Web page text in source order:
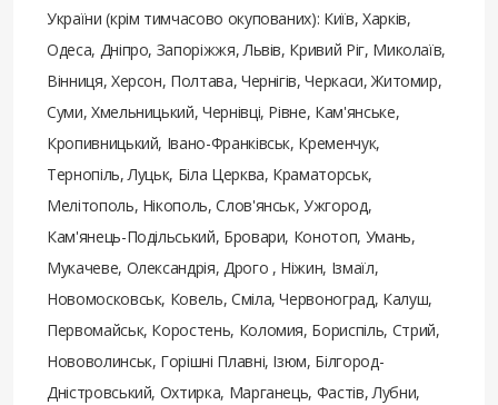
України (крім тимчасово окупованих): Київ, Харків,
Одеса, Дніпро, Запоріжжя, Львів, Кривий Ріг, Миколаїв,
Вінниця, Херсон, Полтава, Чернігів, Черкаси, Житомир,
Суми, Хмельницький, Чернівці, Рівне, Кам'янське,
Кропивницький, Івано-Франківськ, Кременчук,
Тернопіль, Луцьк, Біла Церква, Краматорськ,
Мелітополь, Нікополь, Слов'янськ, Ужгород,
Кам'янець-Подільський, Бровари, Конотоп, Умань,
Мукачеве, Олександрія, Дрого , Ніжин, Ізмаїл,
Новомосковськ, Ковель, Сміла, Червоноград, Калуш,
Первомайськ, Коростень, Коломия, Бориспіль, Стрий,
Нововолинськ, Горішні Плавні, Ізюм, Білгород-
Дністровський, Охтирка, Марганець, Фастів, Лубни,